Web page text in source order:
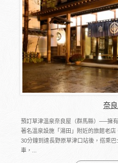
奈
預訂草津溫泉奈良屋（群馬縣）──擁
著名溫泉設施「湯田」附近的旅館老
30分鐘到達長野原草津口站後，搭乘
車，...